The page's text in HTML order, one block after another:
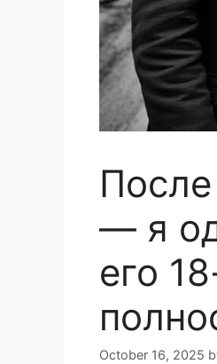
— я
его
October 16, 2025